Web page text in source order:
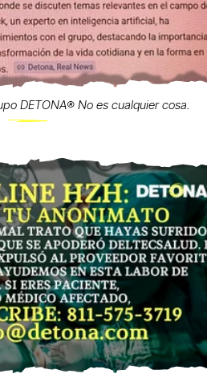
DETONA®️ No es cualquier cosa.